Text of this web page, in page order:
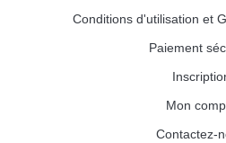
Conditions d'utilisation et
Paiement
Mon
Contactez-